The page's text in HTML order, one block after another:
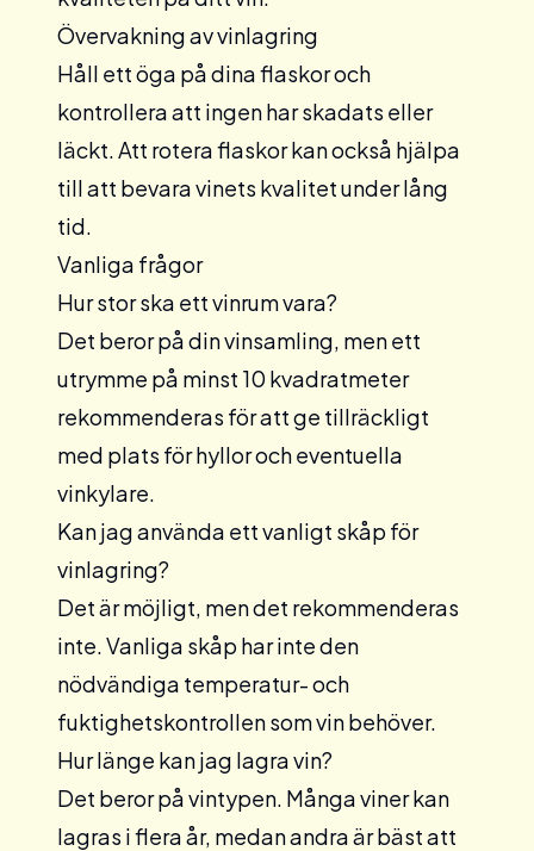
Övervakning av vinlagring
Håll ett öga på dina flaskor och
kontrollera att ingen har skadats eller
läckt. Att rotera flaskor kan också hjälpa
till att bevara vinets kvalitet under lång
tid.
Vanliga frågor
Hur stor ska ett vinrum vara?
Det beror på din vinsamling, men ett
utrymme på minst 10 kvadratmeter
rekommenderas för att ge tillräckligt
med plats för hyllor och eventuella
vinkylare.
Kan jag använda ett vanligt skåp för
vinlagring?
Det är möjligt, men det rekommenderas
inte. Vanliga skåp har inte den
nödvändiga temperatur- och
fuktighetskontrollen som vin behöver.
Hur länge kan jag lagra vin?
Det beror på vintypen. Många viner kan
lagras i flera år, medan andra är bäst att